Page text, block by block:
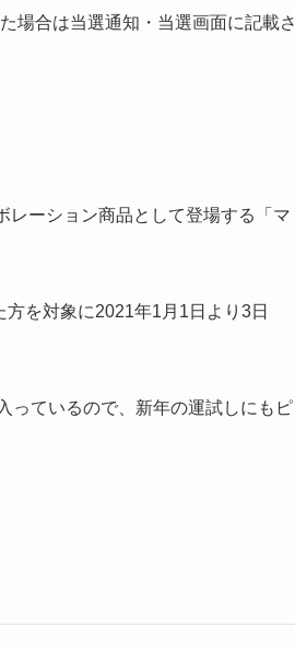
場合は当選通知・当選画面に記載さ
レーション商品として登場する「マ
を対象に2021年1月1日より3日
っているので、新年の運試しにもピ